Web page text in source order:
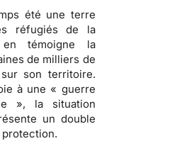
été une terre
réfugiés de la
témoigne la
de milliers de
son territoire.
à une « guerre
», la situation
un double